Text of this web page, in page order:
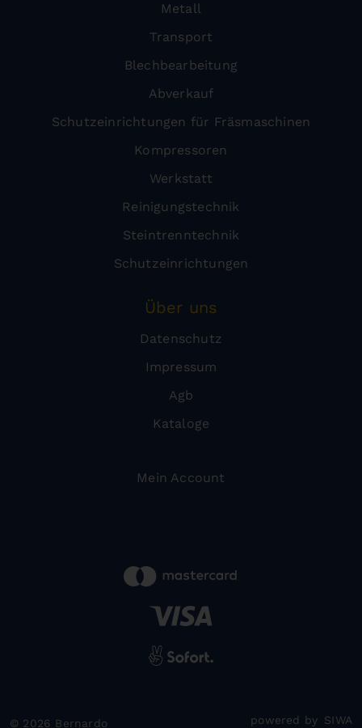
Metall
Transport
Blechbearbeitung
Abverkauf
Schutzeinrichtungen für Fräsmaschinen
Kompressoren
Werkstatt
Reinigungstechnik
Steintrenntechnik
Schutzeinrichtungen
Über uns
Datenschutz
Impressum
Agb
Kataloge
Mein Account
© 2026 Bernardo powered by SIWA